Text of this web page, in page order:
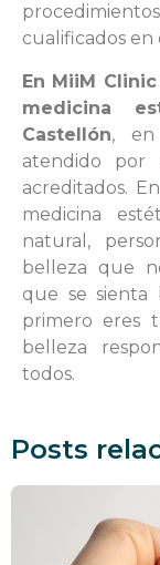
cualificados
En MiiM
medicina
Castellón, en
atendido por
acreditados. En
medicina
natural,
belleza que
que se sienta
primero eres
belleza
todos.
Posts